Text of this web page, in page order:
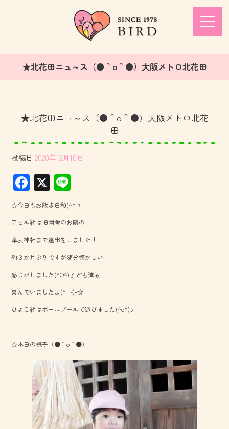
★北花田ニュ～ス（●＾o＾●）大阪メトロ北花田
★北花田ニュ～ス（●＾o＾●）大阪メトロ北花
田
投稿日 2020年12月10日
F
ac
e
b
o
ok
X
ne
☆今日もお散歩日和(^^ゞ
アヒル組は旧園舎のお隣の
華表神社まで遠出をしました！
約３か月ぶりですが随分懐かしい
感じがしました(^O^)子ども達も
喜んでいましたよ(^_-)-☆
ひよこ組はボールプールで遊びました(^o^)丿
☆本日の様子（●＾o＾●）